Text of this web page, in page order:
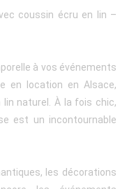
coussin écru en lin –
à vos événements
en location en Alsace,
naturel. À la fois chic,
est un incontournable
les décorations